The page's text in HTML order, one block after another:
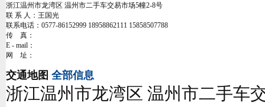
浙江温州市龙湾区 温州市二手车交易市场5幢2-8号
联 系 人： 王国光
联系电话： 0577-86152999 18958862111 15858507788
传 真：
E - mail：
网 址：
交通地图 全部信息
浙江温州市龙湾区 温州市二手车